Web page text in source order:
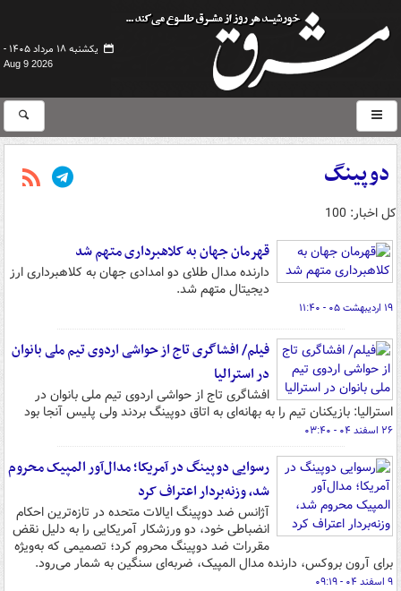
یکشنبه ۱۸ مرداد ۱۴۰۵ -
Aug 9 2026
دوپینگ
کل اخبار: 100
قهرمان جهان به کلاهبرداری متهم شد
دارنده مدال طلای دو امدادی جهان به کلاهبرداری ارز
دیجیتال متهم شد.
۱۹ اردیبهشت ۰۵ - ۱۱:۴۰
فیلم/ افشاگری تاج از حواشی اردوی تیم ملی بانوان
در استرالیا
افشاگری تاج از حواشی اردوی تیم ملی بانوان در
استرالیا: بازیکنان تیم را به بهانه‌ای به اتاق دوپینگ بردند ولی پلیس آنجا بود
۲۶ اسفند ۰۴ - ۰۳:۴۰
رسوایی دوپینگ در آمریکا؛ مدال‌آور المپیک محروم
شد، وزنه‌بردار اعتراف کرد
آژانس ضد دوپینگ ایالات متحده در تازه‌ترین احکام
انضباطی خود، دو ورزشکار آمریکایی را به دلیل نقض
مقررات ضد دوپینگ محروم کرد؛ تصمیمی که به‌ویژه
برای آرون بروکس، دارنده مدال المپیک، ضربه‌ای سنگین به شمار می‌رود.
۹ اسفند ۰۴ - ۰۹:۱۹